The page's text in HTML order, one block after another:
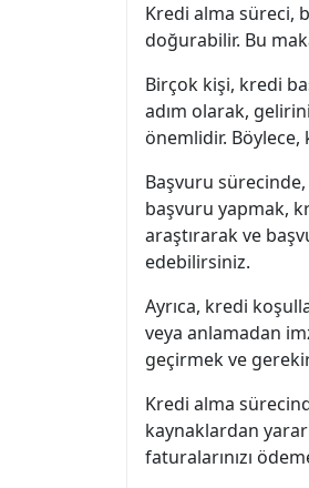
Kredi alma süreci,
doğurabilir. Bu
Birçok kişi, kredi
adım olarak,
önemlidir.
Başvuru
başvuru yapmak,
araştırarak ve
edebilirsiniz.
Ayrıca, kredi
veya anlamadan
geçirmek ve
Kredi alma
kaynaklardan
faturalarınızı